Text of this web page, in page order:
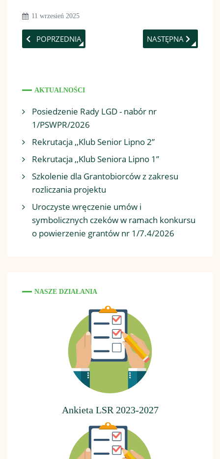
11 wrzesień 2025
POPRZEDNIA STRONA: FORUM GENERALNE W
POPRZEDNIA NASTĘPNA
NASTĘPNA
AKTUALNOŚCI
Posiedzenie Rady LGD - nabór nr
1/PSWPR/2026
Rekrutacja ,,Klub Senior Lipno 2”
Rekrutacja ,,Klub Seniora Lipno 1”
Szkolenie dla Grantobiorców z zakresu
rozliczania projektu
Uroczyste wręczenie umów i
symbolicznych czeków w ramach konkursu
o powierzenie grantów nr 1/7.4/2026
NASZE DZIAŁANIA
Ankieta LSR 2023-2027